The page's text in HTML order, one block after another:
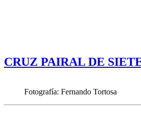
CRUZ PAIRAL DE
Fotografía: Fernando Tortosa